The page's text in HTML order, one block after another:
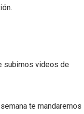
subimos videos de
te mandaremos